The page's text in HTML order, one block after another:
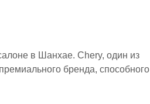
в Шанхае. Chery, один из
бренда, способного